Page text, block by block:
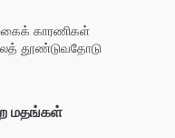
காரணிகள்
தூண்டுவதோடு
மதங்கள்